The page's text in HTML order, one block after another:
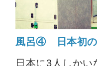
風呂④ 日本初の
日本に3人しか